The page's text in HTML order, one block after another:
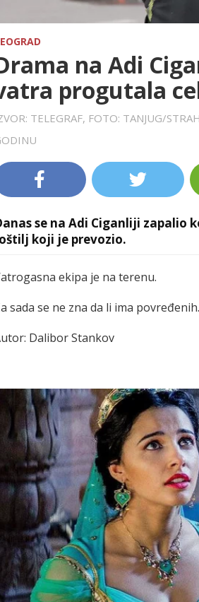
na Adi
progutala
TELEGRAF, FOTO: TANJUG/
se na Adi Ciganliji zapalio
koji je prevozio.
ekipa je na terenu.
sada se ne zna da li ima povređenih.
Dalibor Stankov